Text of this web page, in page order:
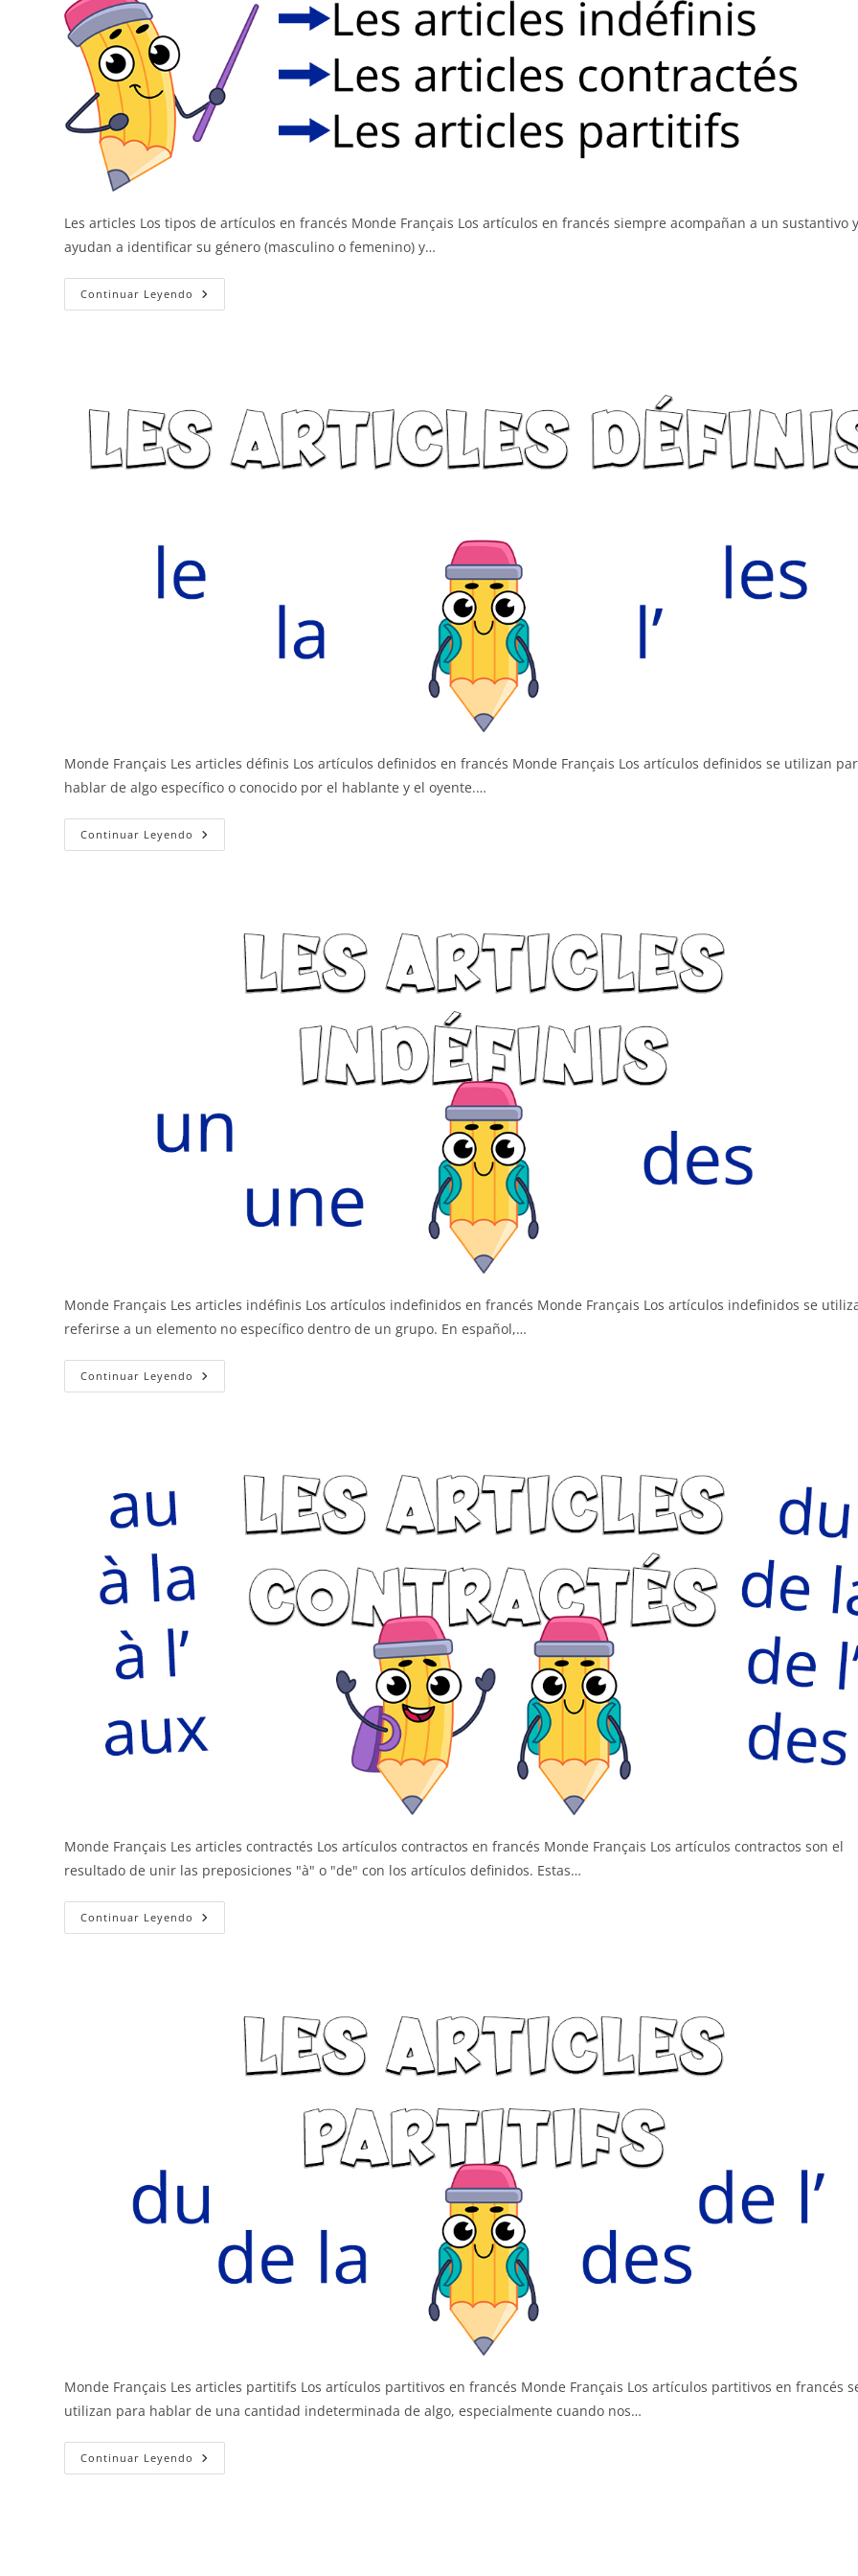
Les articles Los tipos de artículos en francés Monde Français Los artículos en francés siempre acompañan a un sustantivo
ayudan a identificar su género (masculino o femenino) y…
Continuar Leyendo Los
Artículos
Monde Français Les articles définis Los artículos definidos en francés Monde Français Los artículos definidos se utilizan
hablar de algo específico o conocido por el hablante y el oyente.…
Continuar Leyendo Los
Artículos
Monde Français Les articles indéfinis Los artículos indefinidos en francés Monde Français Los artículos indefinidos se
referirse a un elemento no específico dentro de un grupo. En español,…
Continuar Leyendo Los
Artículos
Monde Français Les articles contractés Los artículos contractos en francés Monde Français Los artículos contractos son el
resultado de unir las preposiciones "à" o "de" con los artículos definidos. Estas…
Continuar Leyendo Los
Artículos
Monde Français Les articles partitifs Los artículos partitivos en francés Monde Français Los artículos partitivos en francés
utilizan para hablar de una cantidad indeterminada de algo, especialmente cuando nos…
Continuar Leyendo Los
Artículos